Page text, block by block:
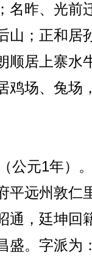
名昨、光前
山；正和居
顺居上寨水
鸡场、兔场
元1年）
平远州敦仁
通，廷坤回
盛。字派为